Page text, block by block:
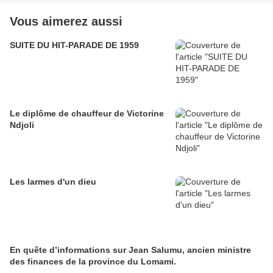
Vous aimerez aussi
SUITE DU HIT-PARADE DE 1959
Le diplôme de chauffeur de Victorine
Ndjoli
Les larmes d'un dieu
En quête d’informations sur Jean Salumu, ancien ministre
des finances de la province du Lomami.